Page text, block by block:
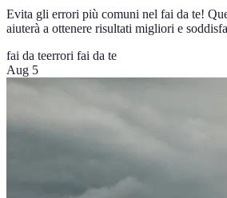
Evita gli errori più comuni nel fai da te!
aiuterà a ottenere risultati migliori e
fai da teerrori fai da te
Aug 5